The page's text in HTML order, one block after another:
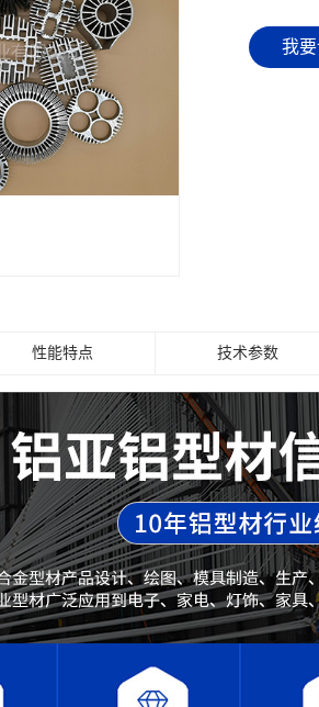
我
性能特点 技术参数